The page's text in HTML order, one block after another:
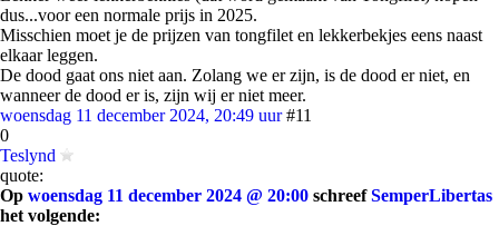
dus...voor een normale prijs in 2025.
Misschien moet je de prijzen van tongfilet en lekkerbekjes eens naast
elkaar leggen.
De dood gaat ons niet aan. Zolang we er zijn, is de dood er niet, en
wanneer de dood er is, zijn wij er niet meer.
woensdag 11 december 2024, 20:49 uur #11
0
Teslynd
quote:
Op woensdag 11 december 2024 @ 20:00 schreefSemperLibertas
het volgende: